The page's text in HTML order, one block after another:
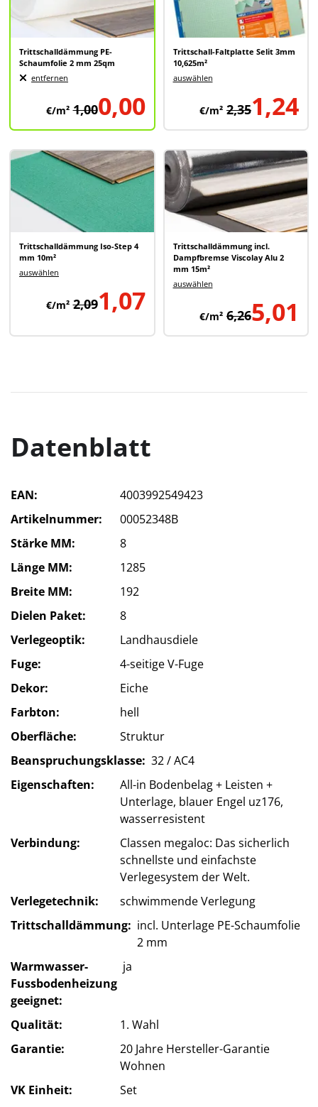
Trittschalldämmung PE-
Schaumfolie 2 mm 25qm
entfernen
0,00
€/m² 1,00
Trittschall-Faltplatte Selit 3mm
10,625m²
auswählen
1,24
€/m² 2,35
Trittschalldämmung Iso-Step 4
mm 10m²
auswählen
1,07
€/m² 2,09
Trittschalldämmung incl.
Dampfbremse Viscolay Alu 2
mm 15m²
auswählen
5,01
€/m² 6,26
Datenblatt
EAN
4003992549423
Artikelnummer
00052348B
Stärke MM
8
Länge MM
1285
Breite MM
192
Dielen Paket
8
Verlegeoptik
Landhausdiele
Fuge
4-seitige V-Fuge
Dekor
Eiche
Farbton
hell
Oberfläche
Struktur
Beanspruchungsklasse 32 / AC4
Eigenschaften
All-in Bodenbelag + Leisten +
Unterlage, blauer Engel uz176,
wasserresistent
Verbindung
Classen megaloc: Das sicherlich
schnellste und einfachste
Verlegesystem der Welt.
Verlegetechnik
schwimmende Verlegung
Trittschalldämmung
incl. Unterlage PE-Schaumfolie
2 mm
Warmwasser-
Fussbodenheizung
geeignet
ja
Qualität
1. Wahl
Garantie
20 Jahre Hersteller-Garantie
Wohnen
VK Einheit
Set